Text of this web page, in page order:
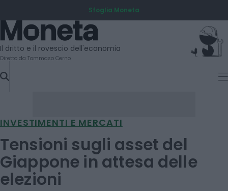
TO
CONTENT
Sfoglia Moneta
Moneta
Il dritto e il rovescio dell'economia
Diretto da Tommaso Cerno
INVESTIMENTI E MERCATI
Tensioni sugli asset del
Giappone in attesa delle
elezioni